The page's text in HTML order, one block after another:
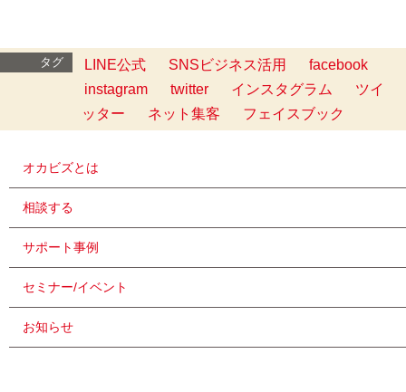
タグ LINE公式 SNSビジネス活用
facebook
instagram
twitter インスタグラム
ツイ
ッター
ネット集客 フェイスブック
オカビズとは
相談する
サポート事例
セミナー/イベント
お知らせ